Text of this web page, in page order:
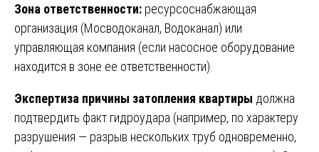
Зона ответственности: ресурсоснабжающая
организация (Мосводоканал, Водоканал) или
управляющая компания (если насосное оборудование
находится в зоне ее ответственности).
Экспертиза причины затопления квартиры должна
подтвердить факт гидроудара (например, по характеру
разрушения — разрыв нескольких труб одновременно,